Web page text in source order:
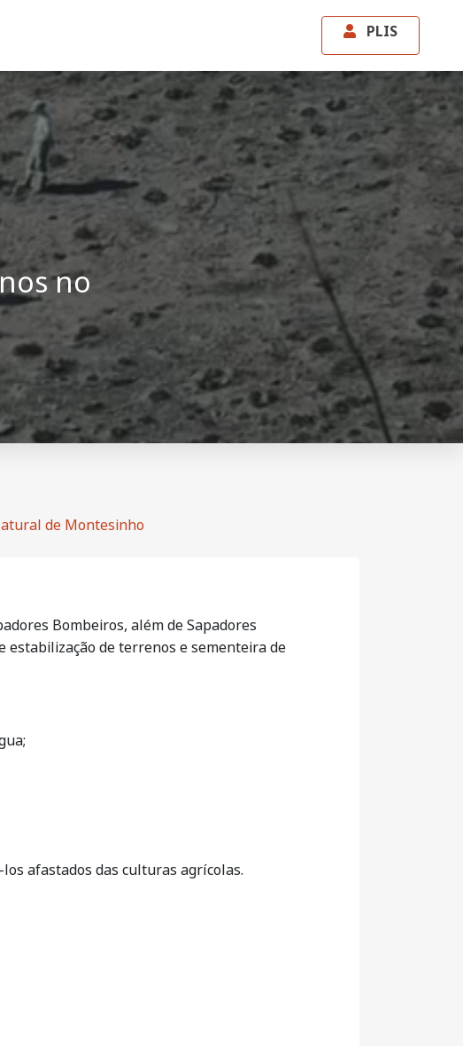
PLIS
no
de Montesinho
Bombeiros, além de Sapadores
estabilização de terrenos e sementeira de
afastados das culturas agrícolas.